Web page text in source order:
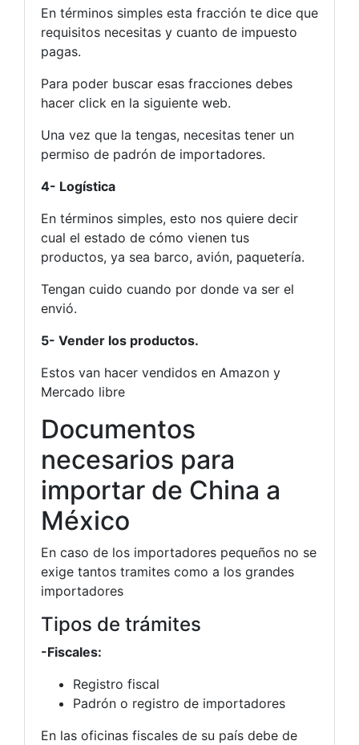
En términos simples esta fracción te dice que
requisitos necesitas y cuanto de impuesto
pagas.
Para poder buscar esas fracciones debes
hacer click en la siguiente web.
Una vez que la tengas, necesitas tener un
permiso de padrón de importadores.
4- Logística
En términos simples, esto nos quiere decir
cual el estado de cómo vienen tus
productos, ya sea barco, avión, paquetería.
Tengan cuido cuando por donde va ser el
envió.
5- Vender los productos.
Estos van hacer vendidos en Amazon y
Mercado libre
Documentos
necesarios para
importar de China a
México
En caso de los importadores pequeños no se
exige tantos tramites como a los grandes
importadores
Tipos de trámites
-Fiscales:
Registro fiscal
Padrón o registro de importadores
En las oficinas fiscales de su país debe de